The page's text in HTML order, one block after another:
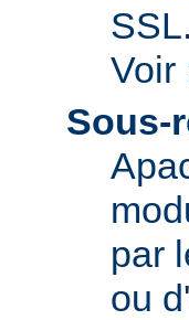
SSL.
Voir
Sous-
par
ou